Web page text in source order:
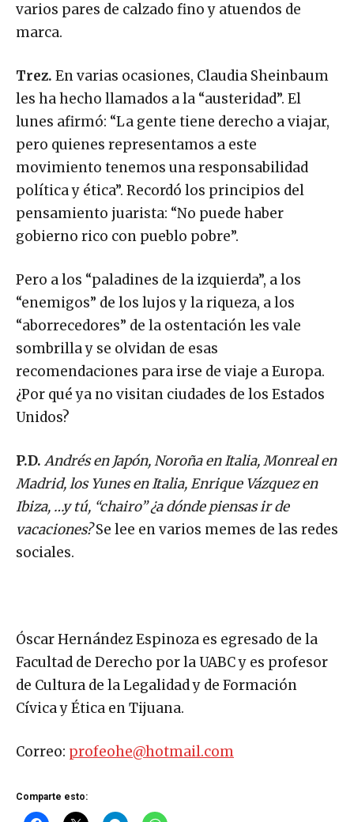
marca.
Trez. En varias ocasiones, Claudia Sheinbaum
les ha hecho llamados a la “austeridad”. El
lunes afirmó: “La gente tiene derecho a viajar,
pero quienes representamos a este
movimiento tenemos una responsabilidad
política y ética”. Recordó los principios del
pensamiento juarista: “No puede haber
gobierno rico con pueblo pobre”.
Pero a los “paladines de la izquierda”, a los
“enemigos” de los lujos y la riqueza, a los
“aborrecedores” de la ostentación les vale
sombrilla y se olvidan de esas
recomendaciones para irse de viaje a Europa.
¿Por qué ya no visitan ciudades de los Estados
Unidos?
P.D.
Andrés en Japón, Noroña en Italia, Monreal en
Madrid, los Yunes en Italia, Enrique Vázquez en
Ibiza, …y tú, “chairo” ¿a dónde piensas ir de
vacaciones?Se lee en varios memes de las redes
sociales.
Óscar Hernández Espinoza es egresado de la
Facultad de Derecho por la UABC y es profesor
de Cultura de la Legalidad y de Formación
Cívica y Ética en Tijuana.
Correo: profeohe@hotmail.com